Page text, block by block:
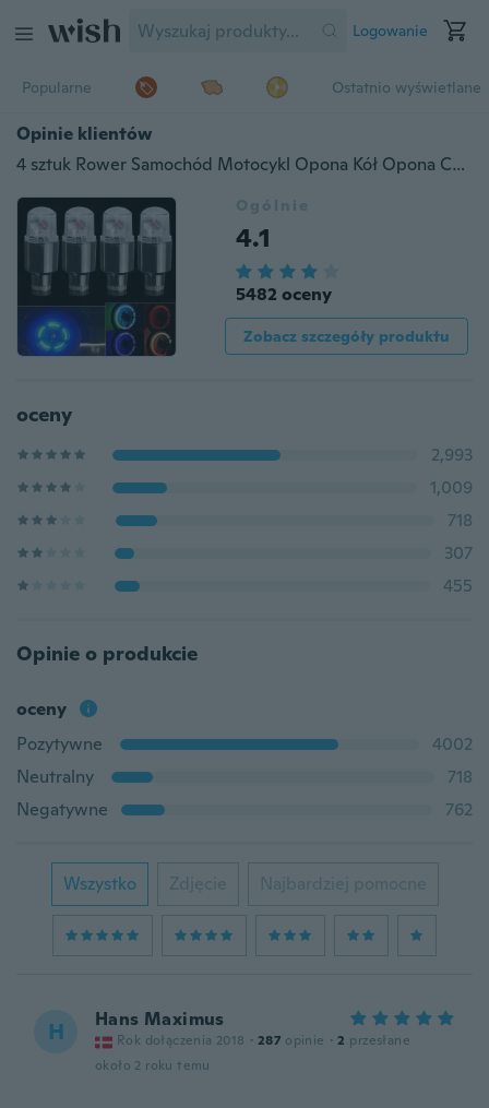
Logowanie
Popularne Ostatnio wyświetlane
Opinie klientów
4 sztuk Rower Samochód Motocykl Opona Kół Opona Czapka Zaworu Lampa Błyskowa Lampa LED Światło Szprychowe Akcesoria Samochodowe Akcesoria Samochodowe Materiały Rowerowe Neon Strobe LED Czapki Zaworu Opon
Ogólnie
4.1
5482 oceny
Zobacz szczegóły produktu
oceny
2,993
1,009
718
307
455
Opinie o produkcie
oceny
Pozytywne
4002
Neutralny
718
Negatywne
762
Wszystko Zdjęcie Najbardziej pomocne
H Hans Maximus
Rok dołączenia 2018 · 287 opinie · 2 przesłane
około 2 roku temu